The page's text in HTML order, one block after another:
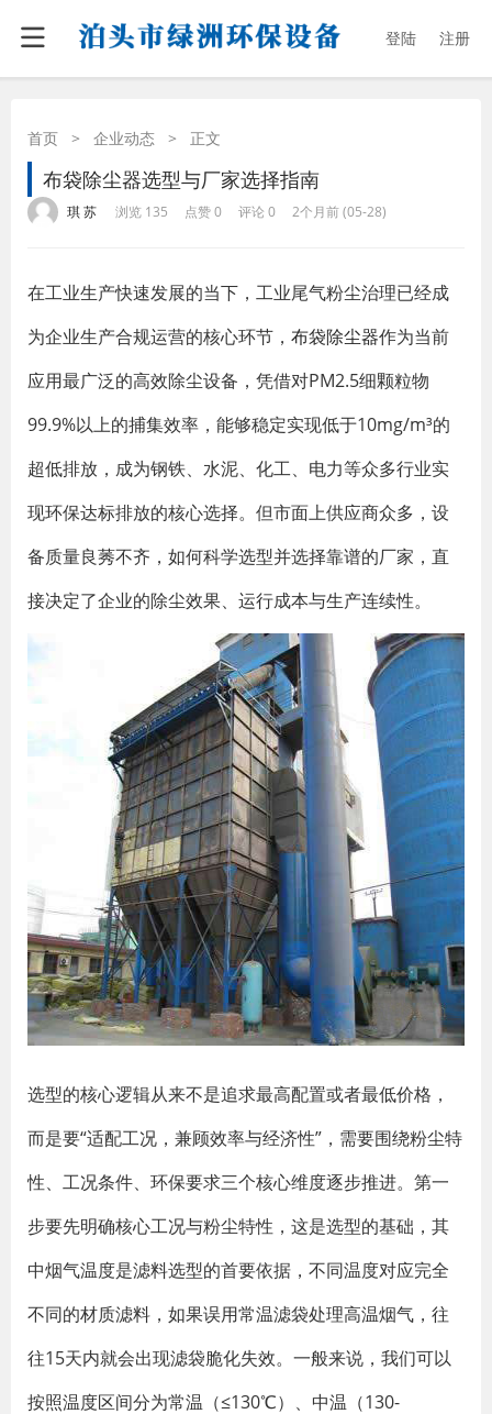
登陆 注册
首页 > 企业动态 > 正文
布袋除尘器选型与厂家选择指南
琪 苏 浏览 135 点赞 0 评论 0 2个月前 (05-28)
在工业生产快速发展的当下，工业尾气粉尘治理已经成
为企业生产合规运营的核心环节， 布袋除尘器作为当前
应用最广泛的高效除尘设备，凭借对PM2.5细颗粒物
99.9%以上的捕集效率，能够稳定实现低于10mg/m³的
超低排放，成为钢铁、水泥、化工、电力等众多行业实
现环保达标排放的核心选择。但市面上供应商众多，设
备质量良莠不齐，如何科学选型并选择靠谱的厂家，直
接决定了企业的除尘效果、运行成本与生产连续性。
选型的核心逻辑从来不是追求最高配置或者最低价格，
而是要“适配工况，兼顾效率与经济性”，需要围绕粉尘特
性、工况条件、环保要求三个核心维度逐步推进。第一
步要先明确核心工况与粉尘特性，这是选型的基础，其
中烟气温度是滤料选型的首要依据，不同温度对应完全
不同的材质滤料，如果误用常温滤袋处理高温烟气，往
往15天内就会出现滤袋脆化失效。一般来说，我们可以
按照温度区间分为常温（≤130℃）、中温（130-